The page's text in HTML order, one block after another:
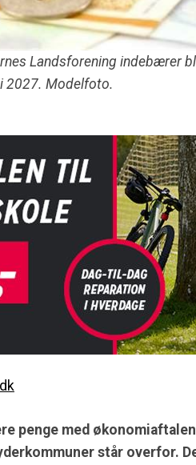
Landsforening indebærer
2027. Modelfoto.
penge med
står overfor.